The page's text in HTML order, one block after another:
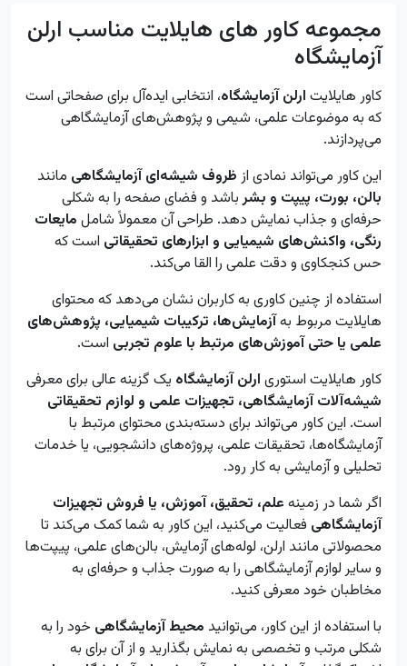
مجموعه کاور های هایلایت مناسب ارلن
آزمایشگاه
کاور هایلایت ارلن آزمایشگاه، انتخابی ایده‌آل برای صفحاتی است
که به موضوعات علمی، شیمی و پژوهش‌های آزمایشگاهی
می‌پردازند.
این کاور می‌تواند نمادی از ظروف شیشه‌ای آزمایشگاهی مانند
بالن، بورت، پیپت و بشرباشد و فضای صفحه را به شکلی
حرفه‌ای و جذاب نمایش دهد. طراحی آن معمولاً شامل مایعات
رنگی، واکنش‌های شیمیایی و ابزارهای تحقیقاتی است که
حس کنجکاوی و دقت علمی را القا می‌کند.
استفاده از چنین کاوری به کاربران نشان می‌دهد که محتوای
هایلایت مربوط بهآزمایش‌ها، ترکیبات شیمیایی، پژوهش‌های
علمی یا حتی آموزش‌های مرتبط با علوم تجربی است.
کاور هایلایت استوری ارلن آزمایشگاه یک گزینه عالی برای معرفی
شیشه‌آلات آزمایشگاهی، تجهیزات علمی و لوازم تحقیقاتی
است. این کاور می‌تواند برای دسته‌بندی محتوای مرتبط با
آزمایشگاه‌ها، تحقیقات علمی، پروژه‌های دانشجویی، یا خدمات
تحلیلی و آزمایشی به کار رود.
اگر شما در زمینه علم، تحقیق، آموزش، یا فروش تجهیزات
آزمایشگاهی فعالیت می‌کنید، این کاور به شما کمک می‌کند تا
محصولاتی مانند ارلن، لوله‌های آزمایش، بالن‌های علمی، پیپت‌ها
و سایر لوازم آزمایشگاهی را به صورت جذاب و حرفه‌ای به
مخاطبان خود معرفی کنید.
با استفاده از این کاور، می‌توانید محیط آزمایشگاهی خود را به
شکلی مرتب و تخصصی به نمایش بگذارید و از آن برای به